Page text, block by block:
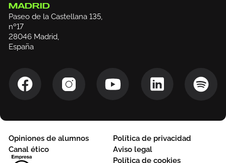
MADRID
Paseo de la Castellana 135,
nº17
28046 Madrid,
España
Opiniones de alumnos
Canal ético
Política de privacidad
Aviso legal
Política de cookies